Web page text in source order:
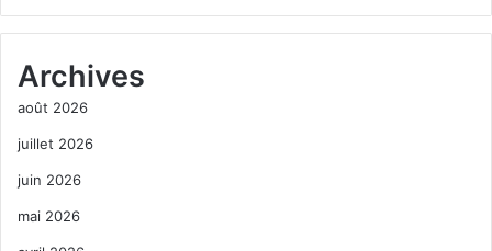
Archives
août 2026
juillet 2026
juin 2026
mai 2026